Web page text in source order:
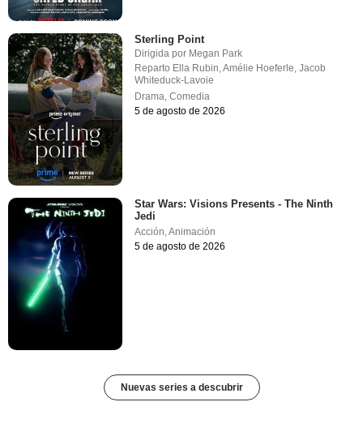
Sterling Point
Dirigida por Megan Park
Reparto Ella Rubin ,Amélie Hoeferle ,Jacob
Whiteduck-Lavoie
Drama ,Comedia
5 de agosto de 2026
Star Wars: Visions Presents - The Ninth
Jedi
Acción,Animación
5 de agosto de 2026
Nuevas series a descubrir